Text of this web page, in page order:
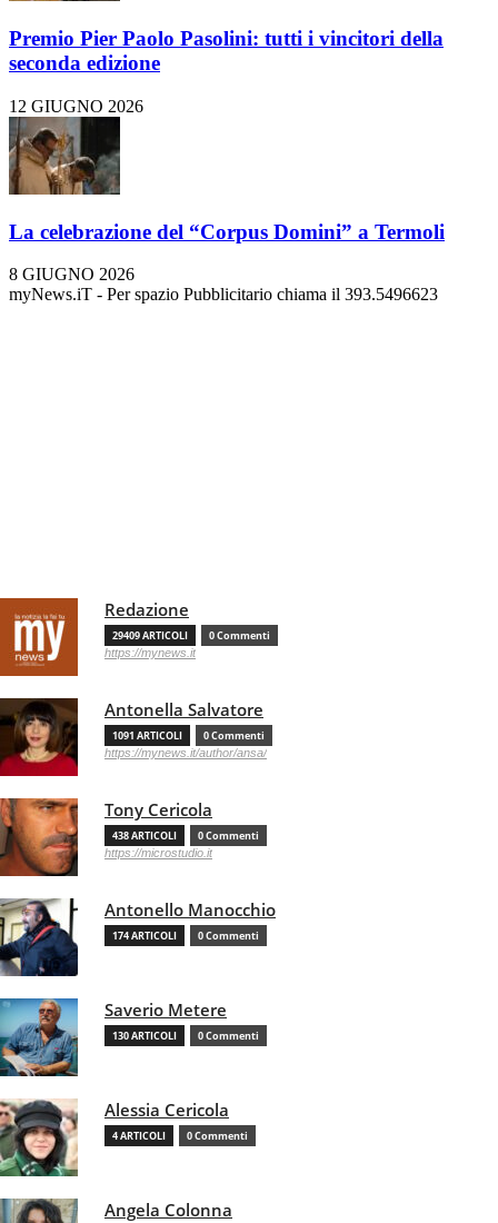
Premio Pier Paolo Pasolini: tutti i vincitori della
seconda edizione
12 GIUGNO 2026
La celebrazione del “Corpus Domini” a Termoli
8 GIUGNO 2026
myNews.iT - Per spazio Pubblicitario chiama il 393.5496623
Redazione
29409 ARTICOLI 0 Commenti
https://mynews.it
Antonella Salvatore
1091 ARTICOLI 0 Commenti
https://mynews.it/author/ansa/
Tony Cericola
438 ARTICOLI 0 Commenti
https://microstudio.it
Antonello Manocchio
174 ARTICOLI 0 Commenti
Saverio Metere
130 ARTICOLI 0 Commenti
Alessia Cericola
4 ARTICOLI 0 Commenti
Angela Colonna